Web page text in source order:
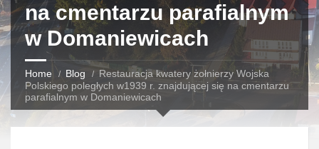
na cmentarzu parafialnym
w Domaniewicach
Home Blog
Restauracja kwatery żołnierzy Wojska
Polskiego poległych w1939 r. znajdującej się na cmentarzu
parafialnym w Domaniewicach